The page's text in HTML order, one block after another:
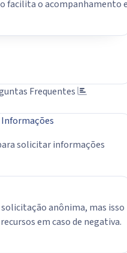
facilita o acompanhamento
Frequentes
solicitar informações
anônima, mas isso
em caso de negativa.